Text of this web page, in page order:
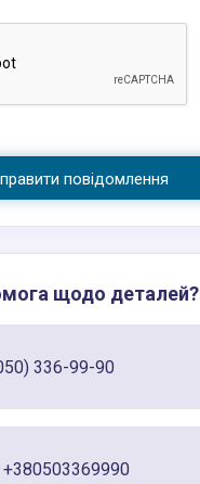
повідомлення
щодо деталей?
336-99-90
+380503369990